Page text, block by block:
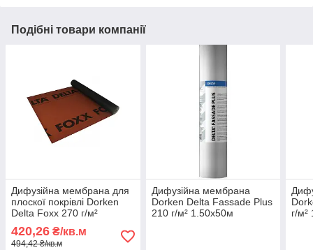
Подібні товари компанії
Дифузійна мембрана для
плоскої покрівлі Dorken
Delta Foxx 270 г/м²
1.50х50м
420,26 ₴/кв.м
494,42 ₴/кв.м
Дифузійна мембрана
Dorken Delta Fassade Plus
210 г/м² 1.50х50м
г/м²